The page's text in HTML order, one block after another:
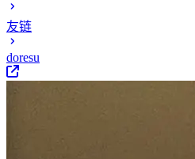
友链
doresu